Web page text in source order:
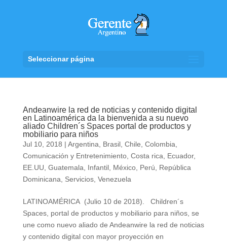
Seleccionar página
Andeanwire la red de noticias y contenido digital
en Latinoamérica da la bienvenida a su nuevo
aliado Children´s Spaces portal de productos y
mobiliario para niños
Jul 10, 2018 | Argentina Brasil, Chile Colombia
Comunicación y Entretenimiento, Costa rica Ecuador,
EE.UU Guatemala Infantil, México, Perú
República
Dominicana
Servicios, Venezuela
LATINOAMÉRICA (Julio 10 de 2018). Children´s
Spaces, portal de productos y mobiliario para niños, se
une como nuevo aliado de Andeanwire la red de noticias
y contenido digital con mayor proyección en